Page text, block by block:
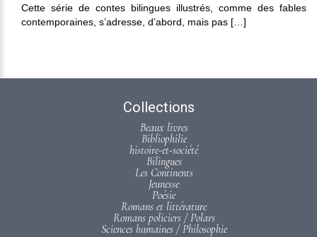
Cette série de contes bilingues illustrés, comme des fables
contemporaines, s’adresse, d’abord, mais pas […]
Collections
Beaux livres
Bibliophilie
histoire-et-société
Bilingues
Les Continents
Jeunesse
Poésie
Romans et littérature
Romans policiers / Polars
Sciences humaines / Philosophie